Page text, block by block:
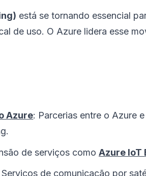
está se tornando essencial
de uso. O Azure lidera esse
Azure: Parcerias entre o Azure
de serviços comoAzure IoT
Serviços de comunicação por